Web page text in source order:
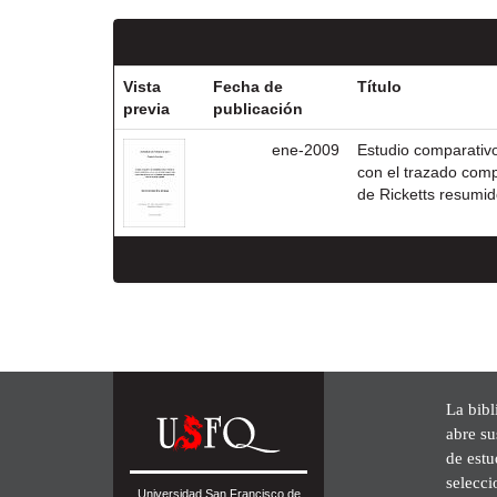
Vista
previa
Fecha de
publicación
Título
ene-2009
Estudio
con el trazado
de Ricketts
Universidad San Francisco de
La
abre
de